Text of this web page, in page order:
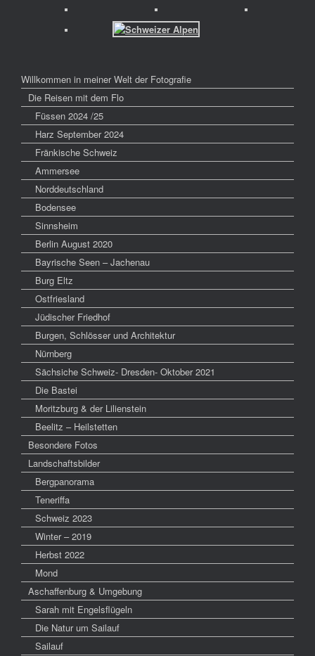
Willkommen in meiner Welt der Fotografie
Die Reisen mit dem Flo
Füssen 2024 /25
Harz September 2024
Fränkische Schweiz
Ammersee
Norddeutschland
Bodensee
Sinnsheim
Berlin August 2020
Bayrische Seen – Jachenau
Burg Eltz
Ostfriesland
Jüdischer Friedhof
Burgen, Schlösser und Architektur
Nürnberg
Sächsiche Schweiz- Dresden- Oktober 2021
Die Bastei
Moritzburg & der Lilienstein
Beelitz – Heilstetten
Besondere Fotos
Landschaftsbilder
Bergpanorama
Teneriffa
Schweiz 2023
Winter – 2019
Herbst 2022
Mond
Aschaffenburg & Umgebung
Sarah mit Engelsflügeln
Die Natur um Sailauf
Sailauf